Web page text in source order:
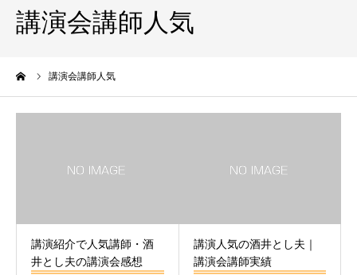
講演会講師人気
講演会講師人気
講演紹介で人気講師・酒
井とし夫の講演会感想
講演人気の酒井とし夫｜
講演会講師実績